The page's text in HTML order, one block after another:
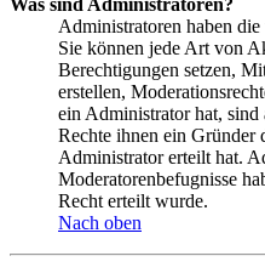
Administratoren haben
Sie können jede Art von
Berechtigungen setzen,
erstellen,
ein Administrator hat,
Rechte ihnen ein Gründer
Administrator erteilt hat.
Moderatorenbefugnisse
Recht erteilt wurde.
Nach oben